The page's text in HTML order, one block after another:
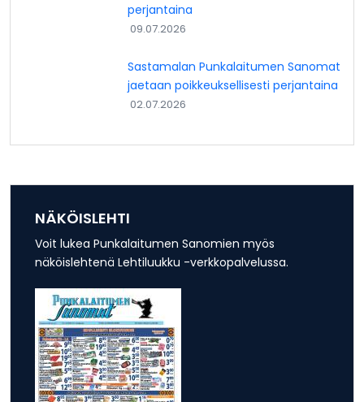
perjantaina
09.07.2026
Sastamalan Punkalaitumen Sanomat
jaetaan poikkeuksellisesti perjantaina
02.07.2026
NÄKÖISLEHTI
Voit lukea Punkalaitumen Sanomien myös
näköislehtenä Lehtiluukku -verkkopalvelussa.